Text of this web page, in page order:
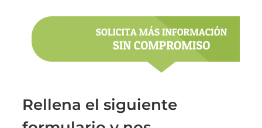
Rellena el siguiente